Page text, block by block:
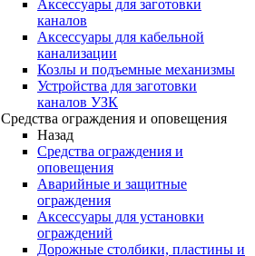
Аксессуары для заготовки
каналов
Аксессуары для кабельной
канализации
Козлы и подъемные механизмы
Устройства для заготовки
каналов УЗК
Средства ограждения и оповещения
Назад
Средства ограждения и
оповещения
Аварийные и защитные
ограждения
Аксессуары для установки
ограждений
Дорожные столбики, пластины и